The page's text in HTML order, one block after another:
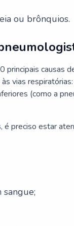
ou brônquios.
principais causas
vias
(como a
preciso estar
sangue;